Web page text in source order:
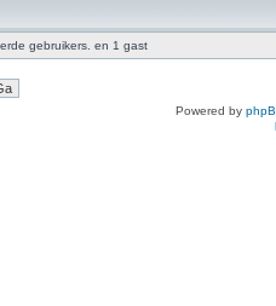
gebruikers. en 1 gast
Powered by